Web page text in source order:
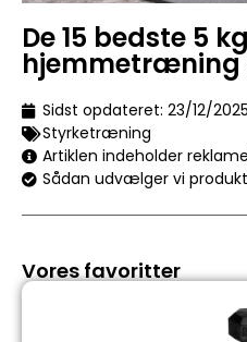
De 15 bedste 5
hjemmetræning
Sidst opdateret: 23/12/2025
Styrketræning
Artiklen indeholder
Sådan udvælger vi
Vores favoritter